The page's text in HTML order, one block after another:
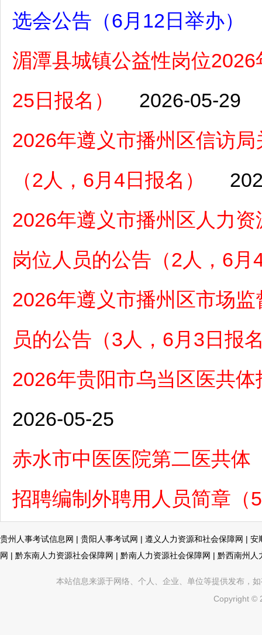
选会公告（6月12日举办）
湄潭县城镇公益性岗位
25日报名）
2026-05-29
2026年遵义市播州区信访
（2人，6月4日报名）
2026年遵义市播州区人力
岗位人员的公告（2人，6月
2026年遵义市播州区市场
员的公告（3人，6月3日报
2026年贵阳市乌当区医共
2026-05-25
赤水市中医医院第二医共体
招聘编制外聘用人员简章（
贵州人事考试信息网 | 贵阳人事考试网 | 遵义人力资源和社会保障网 | 安
网 | 黔东南人力资源社会保障网 | 黔南人力资源社会保障网 | 黔西南州人
本站信息来源于网络、个人、企业、单位等提供发布，
Copyright ©